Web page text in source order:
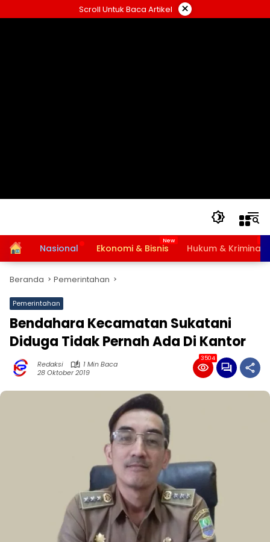
ke
Scroll Untuk Baca Artikel ×
HomeNasional Ekonomi & Bisnis Hukum & Kriminal
Beranda Pemerintahan
Pemerintahan
Bendahara Kecamatan Sukatani
Diduga Tidak Pernah Ada Di Kantor
Redaksi
1 Min Baca
28 Oktober 2019
3504